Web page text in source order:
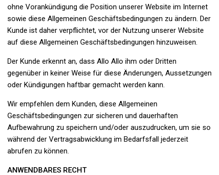
ohne Vorankündigung die Position unserer Website im Internet
sowie diese Allgemeinen Geschäftsbedingungen zu ändern. Der
Kunde ist daher verpflichtet, vor der Nutzung unserer Website
auf diese Allgemeinen Geschäftsbedingungen hinzuweisen.
Der Kunde erkennt an, dass Allo Allo ihm oder Dritten
gegenüber in keiner Weise für diese Änderungen, Aussetzungen
oder Kündigungen haftbar gemacht werden kann.
Wir empfehlen dem Kunden, diese Allgemeinen
Geschäftsbedingungen zur sicheren und dauerhaften
Aufbewahrung zu speichern und/oder auszudrucken, um sie so
während der Vertragsabwicklung im Bedarfsfall jederzeit
abrufen zu können.
ANWENDBARES RECHT